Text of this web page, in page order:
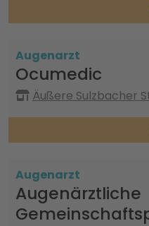
Augenarzt
Ocumedic
Äußere Sulzbacher
Augenarzt
Augenärztliche